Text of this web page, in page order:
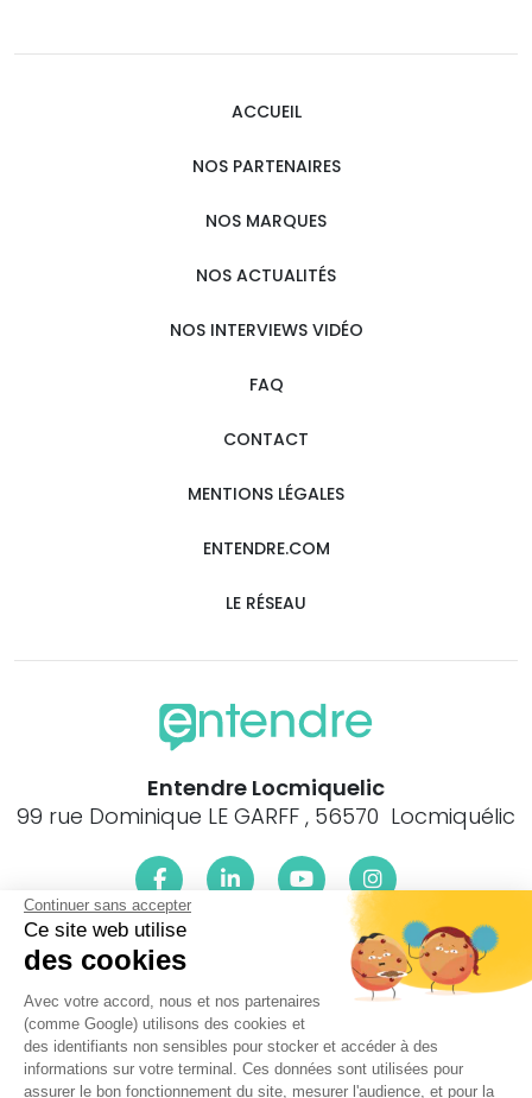
Continuer sans accepter
Ce site web utilise
des cookies
Avec votre accord, nous et nos partenaires
(comme Google) utilisons des cookies et
des identifiants non sensibles pour stocker et accéder à des
informations sur votre terminal. Ces données sont utilisées pour
assurer le bon fonctionnement du site, mesurer l'audience, et pour la
ACCUEIL
NOS PARTENAIRES
NOS MARQUES
NOS ACTUALITÉS
NOS INTERVIEWS VIDÉO
FAQ
CONTACT
MENTIONS LÉGALES
ENTENDRE.COM
LE RÉSEAU
Entendre Locmiquelic
99 rue Dominique LE GARFF , 56570 Locmiquélic
Le centre Entendre Locmiquelic (56570) est proche de :
29300 Rédené, 29360 Clohars-Carnoët, 35630 St-
Symphorien, 56550 Belz, 56410 Erdeven, 56410 Etel, 56550
Locoal-Mendon, 56590 Groix, 56700 Brandérion, 56700
Hennebont, 56650 Inzinzac-Lochrist, 56440 Languidic,
56600 Lanester, 56100 Lorient, 56260 Larmor-Plage, 56270